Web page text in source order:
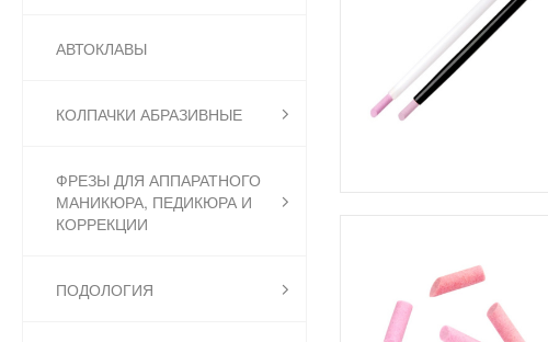
АВТОКЛАВЫ
КОЛПАЧКИ АБРАЗИВНЫЕ
ФРЕЗЫ ДЛЯ АППАРАТНОГО
МАНИКЮРА, ПЕДИКЮРА И
КОРРЕКЦИИ
ПОДОЛОГИЯ